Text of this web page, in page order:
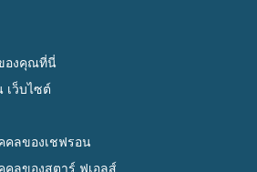
องคุณที่นี่
เว็บไซต์
ลของเชฟรอน
ลของสตาร์ ฟูเอลส์